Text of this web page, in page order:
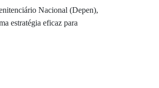
Nacional (Depen),
estratégia eficaz para